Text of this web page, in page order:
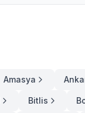
Amasya
Bitlis